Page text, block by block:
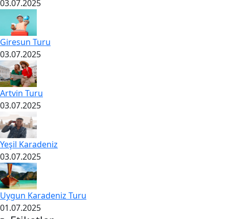
03.07.2025
Giresun Turu
03.07.2025
Artvin Turu
03.07.2025
Yeşil Karadeniz
03.07.2025
Uygun Karadeniz Turu
01.07.2025